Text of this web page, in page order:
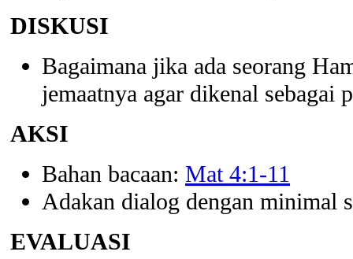
DISKUSI
Bagaimana jika ada seorang
jemaatnya agar dikenal sebagai
AKSI
Bahan bacaan: Mat 4:1-11
Adakan dialog dengan minimal
EVALUASI